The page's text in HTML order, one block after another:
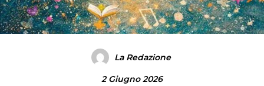
La Redazione
2 Giugno 2026